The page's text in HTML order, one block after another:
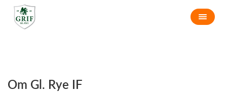
Om Gl. Rye IF